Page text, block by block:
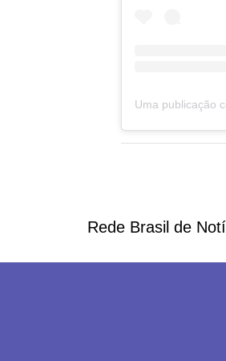
Rede Brasil de